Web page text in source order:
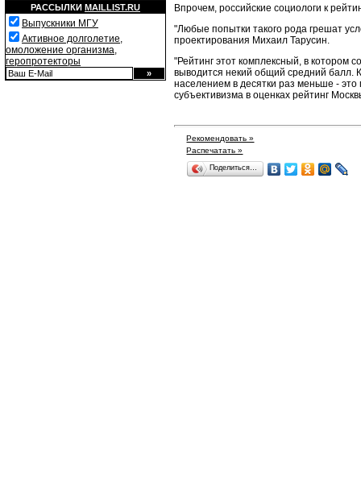
РАССЫЛКИ MAILLIST.RU
Выпускники МГУ
Активное долголетие,
омоложение организма,
геропротекторы
Впрочем, российские социологи к
"Любые попытки такого рода грешат
проектирования Михаил Тарусин.
"Рейтинг этот комплексный, в котором
выводится некий общий средний балл.
населением в десятки раз меньше -
субъективизма в оценках рейтинг
Рекомендовать »
Распечатать »
Поделиться…